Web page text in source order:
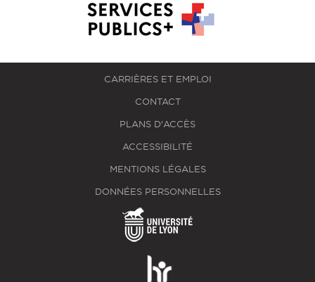
CARRIÈRES ET EMPLOI
CONTACT
PLANS D'ACCÈS
ACCESSIBILITÉ
MENTIONS LÉGALES
DONNÉES PERSONNELLES